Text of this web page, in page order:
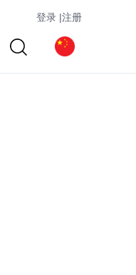
登录 |注册